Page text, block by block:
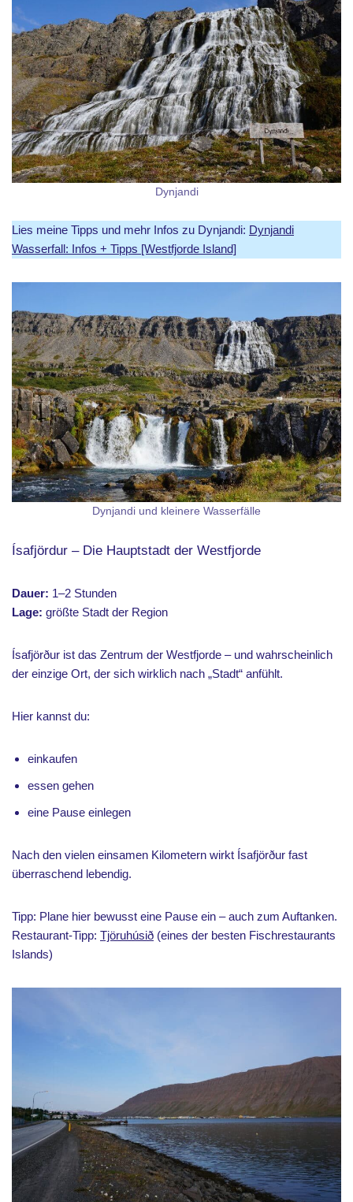
Dynjandi
Lies meine Tipps und mehr Infos zu Dynjandi: Dynjandi
Wasserfall: Infos + Tipps [Westfjorde Island]
Dynjandi und kleinere Wasserfälle
Ísafjördur – Die Hauptstadt der Westfjorde
Dauer: 1–2 Stunden
Lage: größte Stadt der Region
Ísafjörður ist das Zentrum der Westfjorde – und wahrscheinlich
der einzige Ort, der sich wirklich nach „Stadt“ anfühlt.
Hier kannst du:
einkaufen
essen gehen
eine Pause einlegen
Nach den vielen einsamen Kilometern wirkt Ísafjörður fast
überraschend lebendig.
Tipp: Plane hier bewusst eine Pause ein – auch zum Auftanken.
Restaurant-Tipp: Tjöruhúsið (eines der besten Fischrestaurants
Islands)